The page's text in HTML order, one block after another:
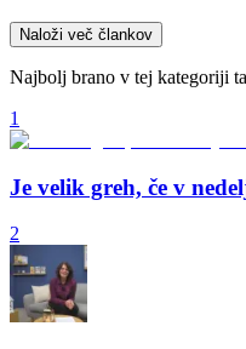
Naloži več člankov
Najbolj brano v tej kategoriji
1
Je velik greh, če v
2